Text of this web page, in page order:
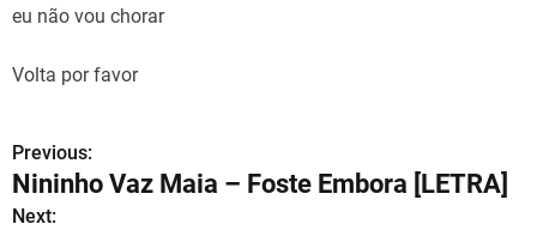
eu não vou chorar
Volta por favor
N
a
Previous:
Nininho Vaz Maia – Foste Embora [LETRA]
Next: